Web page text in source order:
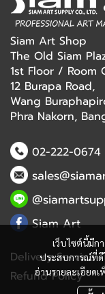
เว็บไซต์นี้มีก
ประสบการณ์ที่ดี
อ่านรายละเอียดเ
Siam Art Shop
The Old Siam
1st Floor / Room
12 Burapa Road,
Wang
Phra Nakorn,
02-222-0674
Siam Art
Delivery Service
Refund Policy